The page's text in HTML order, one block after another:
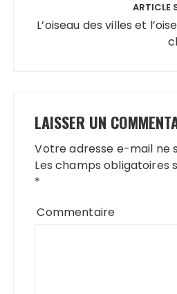
ARTICLE
L’oiseau des villes et
LAISSER UN
Votre adresse e-mail ne
Les champs obligatoires
*
Commentaire